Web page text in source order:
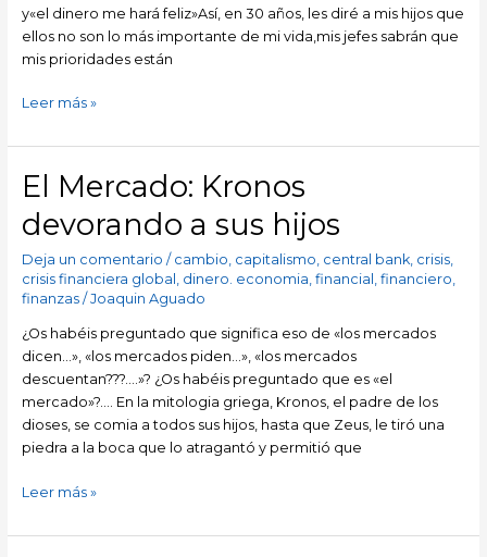
y«el dinero me hará feliz»Así, en 30 años, les diré a mis hijos que
ellos no son lo más importante de mi vida,mis jefes sabrán que
mis prioridades están
Leer más »
El Mercado: Kronos
devorando a sus hijos
Deja un comentario / cambio capitalismo central bank, crisis,
crisis financiera global dinero. economia financial financiero
finanzas/Joaquin Aguado
¿Os habéis preguntado que significa eso de «los mercados
dicen…», «los mercados piden…», «los mercados
descuentan???….»? ¿Os habéis preguntado que es «el
mercado»?…. En la mitologia griega, Kronos, el padre de los
dioses, se comia a todos sus hijos, hasta que Zeus, le tiró una
piedra a la boca que lo atragantó y permitió que
El
Mercado:
Kronos
a
sus
Leer más »